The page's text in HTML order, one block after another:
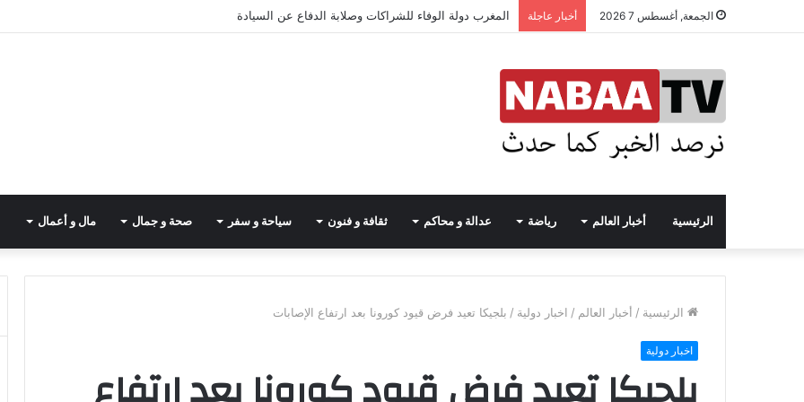
الجمعة, أغسطس 7 2026 أخبار عاجلة المغرب دولة الوفاء للشراكات وصلابة الدفاع عن السيادة
الرئيسية أخبار العالم رياضة عدالة و محاكم ثقافة و فنون سياحة و سفر صحة و جمال مال و أعمال
الرئيسية / أخبار العالم / اخبار دولية / بلجيكا تعيد فرض قيود كورونا بعد ارتفاع الإصابات
اخبار دولية